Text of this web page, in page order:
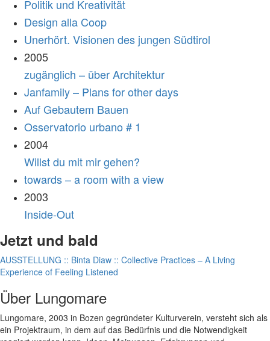
Politik und Kreativität
Design alla Coop
Unerhört. Visionen des jungen Südtirol
2005
zugänglich – über Architektur
Janfamily – Plans for other days
Auf Gebautem Bauen
Osservatorio urbano # 1
2004
Willst du mit mir gehen?
towards – a room with a view
2003
Inside-Out
Jetzt und bald
AUSSTELLUNG :: Binta Diaw :: Collective Practices – A Living
Experience of Feeling Listened
Über Lungomare
Lungomare, 2003 in Bozen gegründeter Kulturverein, versteht sich als
ein Projektraum, in dem auf das Bedürfnis und die Notwendigkeit